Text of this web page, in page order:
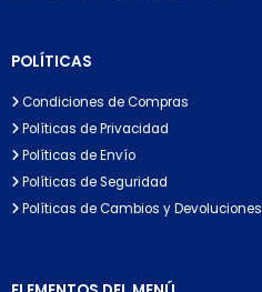
POLÍTICAS
Condiciones de Compras
Políticas de Privacidad
Políticas de Envío
Políticas de Seguridad
Políticas de Cambios y Devoluciones